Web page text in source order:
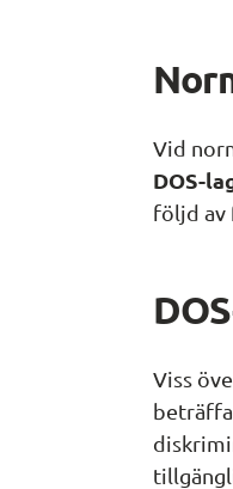
Vid
DOS-
följd av
Viss